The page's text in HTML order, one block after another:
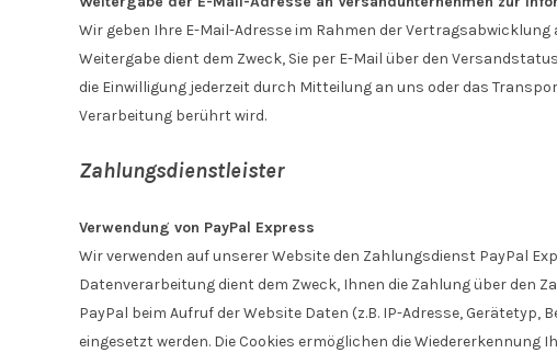
Wir geben Ihre E-Mail-Adresse im Rahmen der
Weitergabe dient dem Zweck, Sie per E-Mail über den
die Einwilligung jederzeit durch Mitteilung an uns oder das
Verarbeitung berührt wird.
Zahlungsdienstleister
Verwendung von PayPal Express
Wir verwenden auf unserer Website den Zahlungsdienst PayPal
Datenverarbeitung dient dem Zweck, Ihnen die Zahlung über den
PayPal beim Aufruf der Website Daten (z.B. IP-Adresse,
eingesetzt werden. Die Cookies ermöglichen die Wiedererkennung